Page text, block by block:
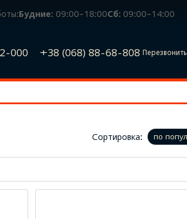
Будние: 09:00–18:00Сб: 09:00–14:00
000 +38 (068) 88-68-808
Сортировка: по